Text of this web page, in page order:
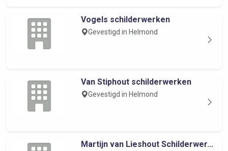
Vogels schilderwerken
Gevestigd in Helmond
Van Stiphout schilderwerken
Gevestigd in Helmond
Martijn van Lieshout Schilderwer...